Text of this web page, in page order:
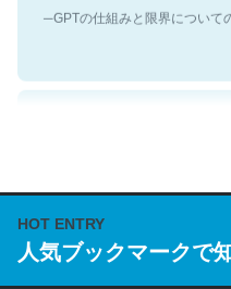
https://
/064121
─GPTの仕組みと限界について
HOT ENTRY
人気ブックマークで